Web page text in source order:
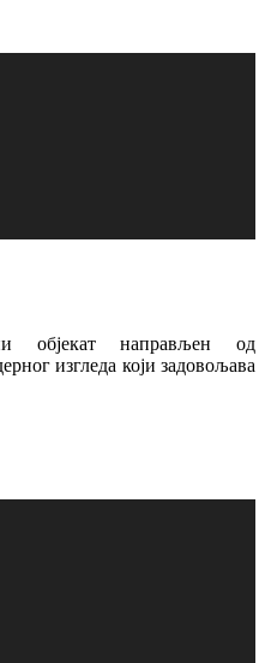
објекат направљен од
изгледа који задовољава